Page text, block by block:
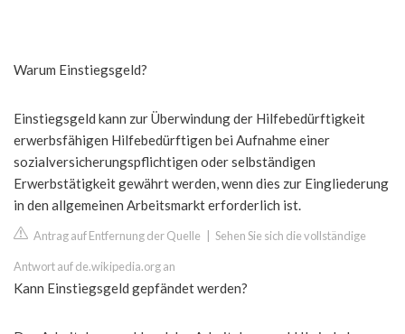
Warum Einstiegsgeld?
Einstiegsgeld kann zur Überwindung der Hilfebedürftigkeit
erwerbsfähigen Hilfebedürftigen bei Aufnahme einer
sozialversicherungspflichtigen oder selbständigen
Erwerbstätigkeit gewährt werden, wenn dies zur Eingliederung
in den allgemeinen Arbeitsmarkt erforderlich ist.
Antrag auf Entfernung der Quelle Sehen Sie sich die vollständige
Antwort auf de.wikipedia.org an
Kann Einstiegsgeld gepfändet werden?